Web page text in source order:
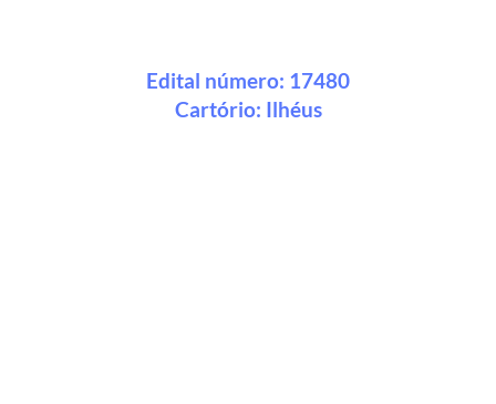
Edital número: 17480
Cartório: Ilhéus